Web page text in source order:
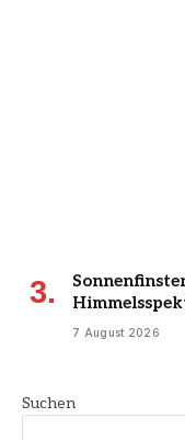
7 August 2026
Suchen